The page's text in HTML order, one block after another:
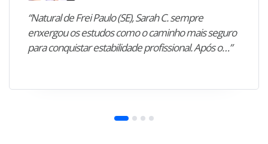
“Natural de Frei Paulo (SE), Sarah C. sempre
enxergou os estudos como o caminho mais seguro
para conquistar estabilidade profissional. Após o…”